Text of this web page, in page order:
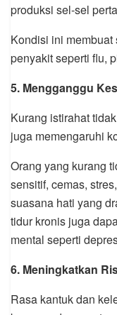
produksi sel-sel
Kondisi ini
penyakit seperti flu,
5. Mengganggu
Kurang istirahat
juga memengaruhi
Orang yang kurang
sensitif, cemas,
suasana hati yang
tidur kronis juga
mental seperti
6. Meningkatkan
Rasa kantuk dan